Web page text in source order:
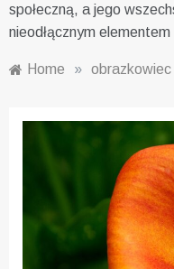
społeczną, a jego
nieodłącznym
Home » obrazkowiec